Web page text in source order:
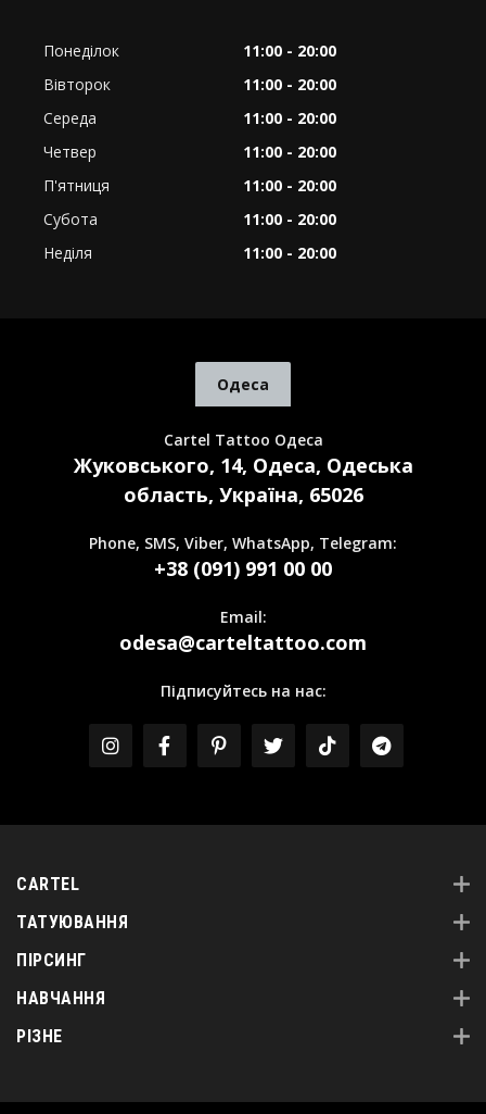
Понеділок
11:00 - 20:00
Вівторок
11:00 - 20:00
Середа
11:00 - 20:00
Четвер
11:00 - 20:00
П'ятниця
11:00 - 20:00
Субота
11:00 - 20:00
Неділя
11:00 - 20:00
Одеса
Cartel Tattoo Одеса
Жуковського, 14, Одеса, Одеська
область, Україна, 65026
Phone, SMS, Viber, WhatsApp, Telegram:
+38 (091) 991 00 00
Email:
odesa@carteltattoo.com
Підписуйтесь на нас:
CARTEL
ТАТУЮВАННЯ
ПІРСИНГ
НАВЧАННЯ
РІЗНЕ